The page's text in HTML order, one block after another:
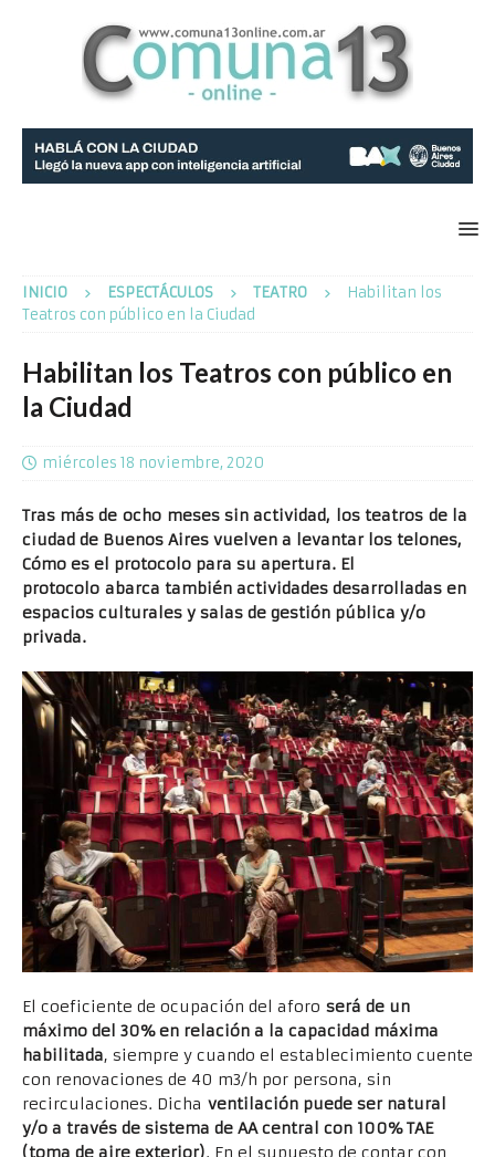
INICIO ESPECTÁCULOS TEATRO
Habilitan los
Teatros con público en la Ciudad
Habilitan los Teatros con público en
la Ciudad
miércoles 18 noviembre, 2020
Tras más de ocho meses sin actividad, los teatros de la
ciudad de Buenos Aires vuelven a levantar los telones,
Cómo es el protocolo para su apertura. El
protocolo abarca también actividades desarrolladas en
espacios culturales y salas de gestión pública y/o
privada.
El coeficiente de ocupación del aforo será de un
máximo del 30% en relación a la capacidad máxima
habilitada, siempre y cuando el establecimiento cuente
con renovaciones de 40 m3/h por persona, sin
recirculaciones. Dicha ventilación puede ser natural
y/o a través de sistema de AA central con 100% TAE